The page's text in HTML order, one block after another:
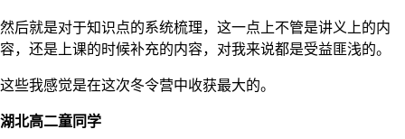
然后就是对于知识点的系统梳理，这一点上不管是讲义上的内
容，还是上课的时候补充的内容，对我来说都是受益匪浅的。
这些我感觉是在这次冬令营中收获最大的。
湖北高二童同学